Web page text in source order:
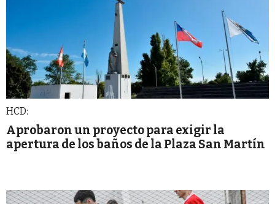
HCD:
Aprobaron un proyecto para exigir la
apertura de los baños de la Plaza San Martín